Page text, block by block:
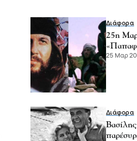
Διάφορα
25η
25 Μαρ
Διάφορα